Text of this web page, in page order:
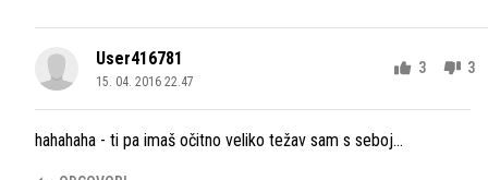
User416781
15. 04. 2016 22.47
3 3
hahahaha - ti pa imaš očitno veliko težav sam s seboj...